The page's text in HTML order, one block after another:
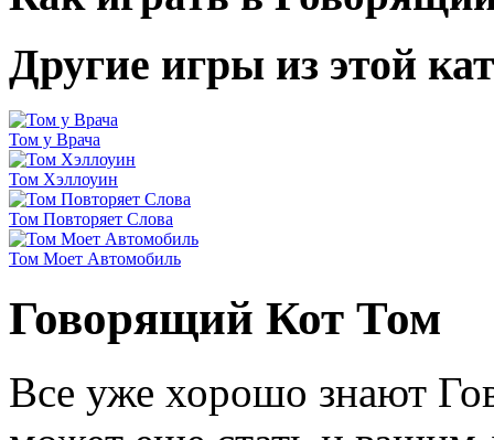
Другие игры из этой
Том у Врача
Том Хэллоуин
Том Повторяет Слова
Том Моет Автомобиль
Говорящий Кот Том
Все уже хорошо знают